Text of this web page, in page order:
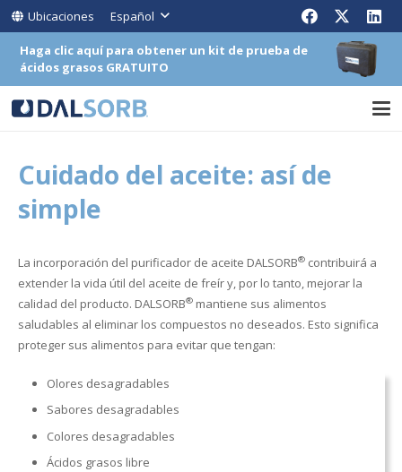
Ubicaciones Español
Haga clic aquí para obtener un kit de prueba de
ácidos grasos GRATUITO
Cuidado del aceite: así de
simple
La incorporación del purificador de aceite DALSORB®contribuirá a
extender la vida útil del aceite de freír y, por lo tanto, mejorar la
calidad del producto. DALSORB®mantiene sus alimentos
saludables al eliminar los compuestos no deseados. Esto significa
proteger sus alimentos para evitar que tengan:
Olores desagradables
Sabores desagradables
Colores desagradables
Ácidos grasos libre